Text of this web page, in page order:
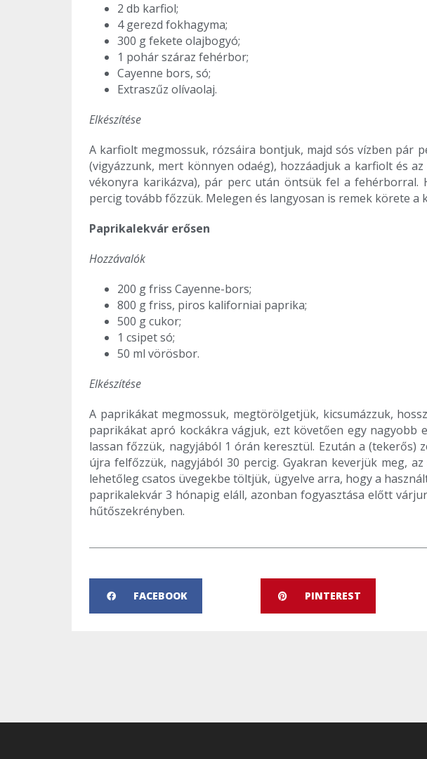
2 db karfiol;
4 gerezd fokhagyma;
300 g fekete olajbogyó;
1 pohár száraz fehérbor;
Cayenne bors, só;
Extraszűz olívaolaj.
Elkészítése
A karfiolt megmossuk, rózsáira bontjuk, majd sós vízben pár
(vigyázzunk, mert könnyen odaég), hozzáadjuk a karfiolt és
vékonyra karikázva), pár perc után öntsük fel a
percig tovább főzzük. Melegen és langyosan is remek körete
Paprikalekvár erősen
Hozzávalók
200 g friss Cayenne-bors;
800 g friss, piros kaliforniai paprika;
500 g cukor;
1 csipet só;
50 ml vörösbor.
Elkészítése
A paprikákat megmossuk, megtörölgetjük, kicsumázzuk,
paprikákat apró kockákra vágjuk, ezt követően egy nagyobb
lassan főzzük, nagyjából 1 órán keresztül. Ezután a
újra felfőzzük, nagyjából 30 percig. Gyakran keverjük meg,
lehetőleg csatos üvegekbe töltjük, ügyelve arra, hogy a
paprikalekvár 3 hónapig eláll, azonban fogyasztása előtt
hűtőszekrényben.
FACEBOOK PINTEREST